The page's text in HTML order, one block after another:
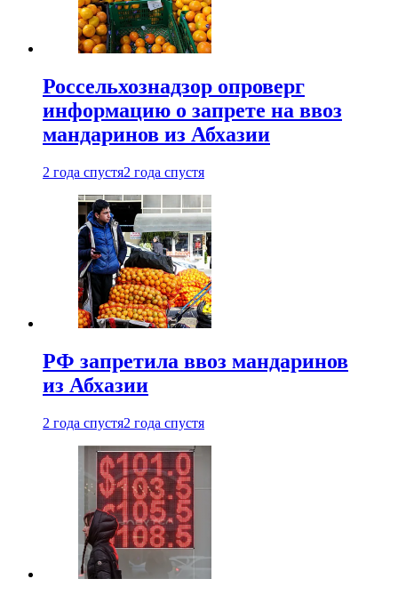
Россельхознадзор опроверг
информацию о запрете на ввоз
мандаринов из Абхазии
2 года спустя2 года спустя
РФ запретила ввоз мандаринов
из Абхазии
2 года спустя2 года спустя